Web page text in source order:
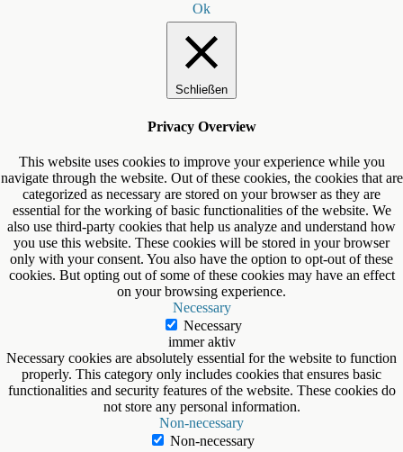
Ok
Schließen
Privacy Overview
This website uses cookies to improve your experience while you
navigate through the website. Out of these cookies, the cookies that are
categorized as necessary are stored on your browser as they are
essential for the working of basic functionalities of the website. We
also use third-party cookies that help us analyze and understand how
you use this website. These cookies will be stored in your browser
only with your consent. You also have the option to opt-out of these
cookies. But opting out of some of these cookies may have an effect
on your browsing experience.
Necessary
Necessary
immer aktiv
Necessary cookies are absolutely essential for the website to function
properly. This category only includes cookies that ensures basic
functionalities and security features of the website. These cookies do
not store any personal information.
Non-necessary
Non-necessary